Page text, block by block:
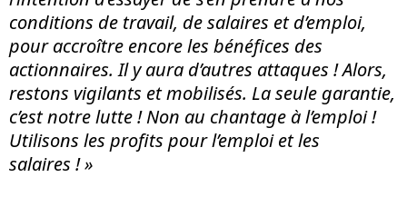
conditions de travail, de salaires et d’emploi,
pour accroître encore les bénéfices des
actionnaires. Il y aura d’autres attaques ! Alors,
restons vigilants et mobilisés. La seule garantie,
c’est notre lutte ! Non au chantage à l’emploi !
Utilisons les profits pour l’emploi et les
salaires ! »